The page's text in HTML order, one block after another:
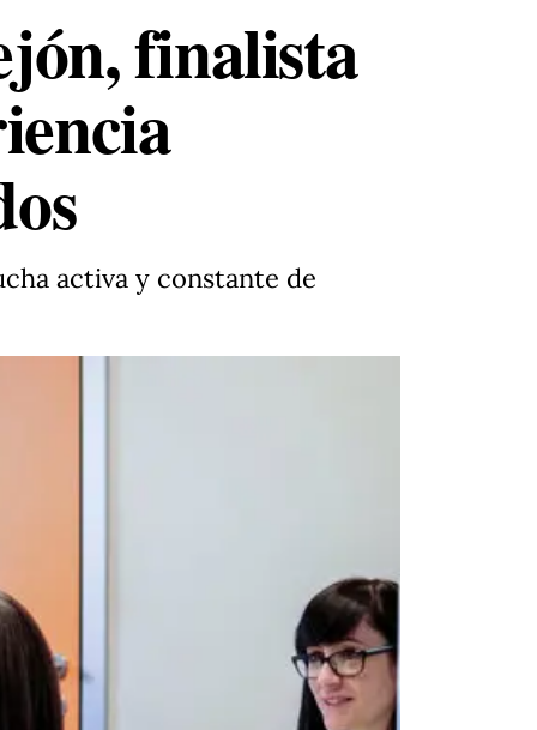
finalista
activa y constante de